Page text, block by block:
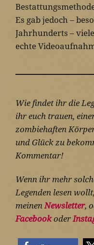
Es gab jedoch –
Jahrhunderts –
echte
Wie findet ihr die
ihr euch trauen,
zombiehaften
und Glück zu
Kommentar!
Wenn ihr mehr
Legenden lesen
meinenNewsletter,
Facebookoder